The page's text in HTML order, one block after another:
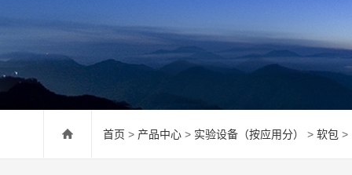
首页 > 产品中心 > 实验设备（按应用分） > 软包 >